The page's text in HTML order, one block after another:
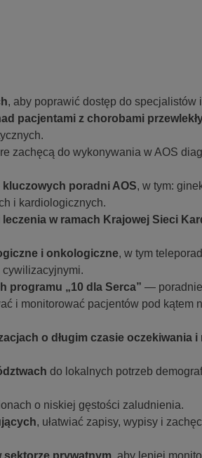
, aby poprawić dostęp do specjalistów
pacjentami z chorobami
zachęcą do wykonywania w AOS
poradni AOS, w tym:
i kardiologicznych.
w ramach Krajowej Sieci
i onkologiczne, w tym
cywilizacyjnymi.
programu „10 dla Serca” —
i monitorować pacjentów pod kątem
o długim czasie oczekiwania
do lokalnych potrzeb
o niskiej gęstości zaludnienia.
, ułatwiać zapisy, wypisy i
sektorze prywatnym , aby lepiej